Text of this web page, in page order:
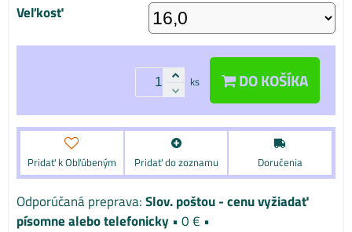
Veľkosť
ks DO KOŠÍKA
Pridať k Obľúbeným Pridať do zoznamu Doručenia
Slov. poštou - cenu vyžiadať
písomne alebo telefonicky •0 € •